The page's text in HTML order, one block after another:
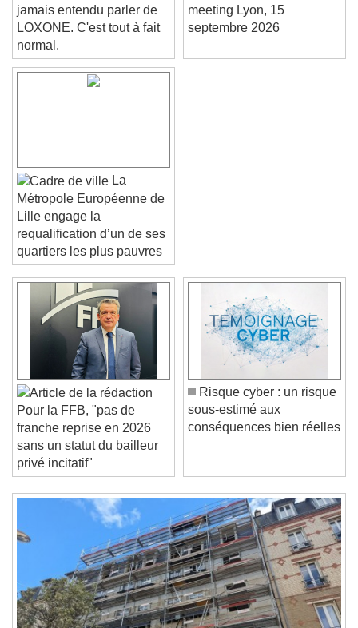
Video Player is loading.
Play Video
Play
Skip Backward
Skip Forward
Unmute
Current Time0:00
/
Duration-:-
Loaded:0%
Stream TypeLIVE
Seek to live, currently behind live
Remaining Time
1x
Playback Rate
Chapters
Chapters
Descriptions
descriptions off, selected
Subtitles
jamais entendu parler de
LOXONE. C'est tout à fait
normal.
meeting Lyon, 15
septembre 2026
La
Métropole Européenne de
Lille engage la
requalification d’un de ses
quartiers les plus pauvres
Pour la FFB, "pas de
franche reprise en 2026
sans un statut du bailleur
privé incitatif"
Risque cyber : un risque
sous-estimé aux
conséquences bien réelles